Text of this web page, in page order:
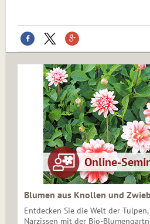
Blumen aus Knollen und
Entdecken Sie die Welt der
Narzissen mit der Bio-